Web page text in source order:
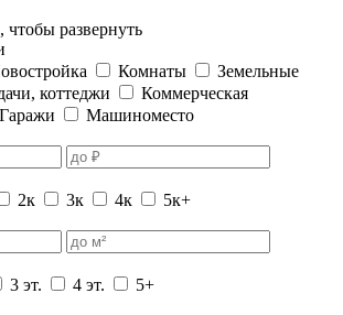
чтобы развернуть
Комнаты
Земельные
коттеджи
Коммерческая
Гаражи
Машиноместо
2к 3к 4к
5к+
3 эт. 4 эт.
5+